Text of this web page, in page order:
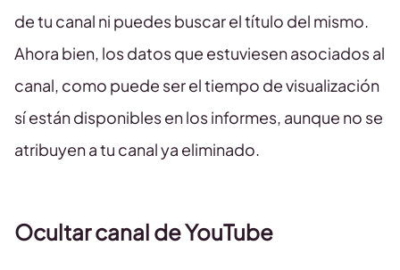
de tu canal ni puedes buscar el título del mismo.
Ahora bien, los datos que estuviesen asociados al
canal, como puede ser el tiempo de visualización
sí están disponibles en los informes, aunque no se
atribuyen a tu canal ya eliminado.
Ocultar canal de YouTube